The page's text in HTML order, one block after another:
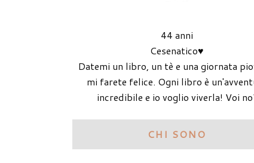
44 anni
Cesenatico♥
Datemi un libro, un tè e una giornata
mi farete felice. Ogni libro è
incredibile e io voglio viverla! Voi
CHI SONO